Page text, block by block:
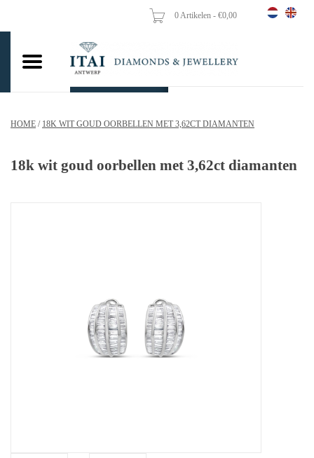
0 Artikelen - €0,00
Trouwringen
Baby Armbanden
HOME / 18K WIT GOUD OORBELLEN MET 3,62CT DIAMANTEN
18k wit goud oorbellen met 3,62ct diamanten